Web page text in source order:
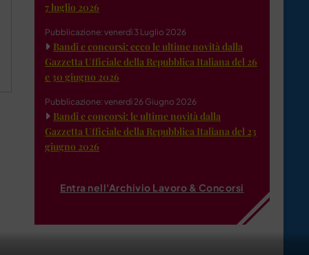
7 luglio 2026
Pubblicazione: venerdì 3 Luglio 2026
Bandi e concorsi: ecco le ultime novità dalla
Gazzetta Ufficiale della Repubblica Italiana del 26
e 30 giugno 2026
Pubblicazione: venerdì 26 Giugno 2026
Bandi e concorsi: le ultime novità dalla
Gazzetta Ufficiale della Repubblica Italiana del 23
giugno 2026
Entra nell'Archivio Lavoro & Concorsi